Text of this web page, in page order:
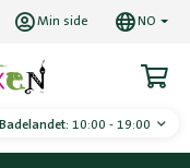
Badelandet: 10:00 - 19:00
Min side NO